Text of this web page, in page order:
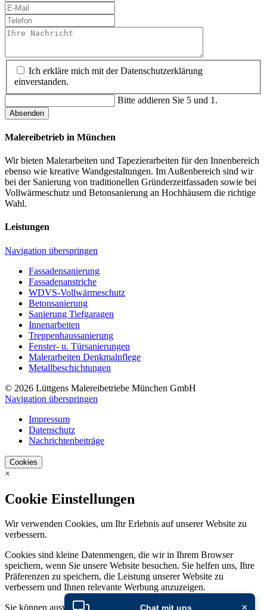
Ich erkläre mich mit der Datenschutzerklärung
einverstanden.
Bitte addieren Sie 5 und 1.
Absenden
Malereibetrieb in München
Wir bieten Malerarbeiten und Tapezierarbeiten für den Innenbereich
ebenso wie kreative Wandgestaltungen. Im Außenbereich sind wir
bei der Sanierung von traditionellen Gründerzeitfassaden sowie bei
Vollwärmeschutz und Betonsanierung an Hochhäusern die richtige
Wahl.
Leistungen
Navigation überspringen
Fassadensanierung
Fassadenanstriche
WDVS-Vollwärmeschutz
Betonsanierung
Sanierung Tiefgaragen
Innenarbeiten
Treppenhaussanierung
Fenster- u. Türsanierungen
Malerarbeiten Denkmalpflege
Metallbeschichtungen
© 2026 Lüttgens Malereibetriebe München GmbH
Navigation überspringen
Impressum
Datenschutz
Nachrichtenbeiträge
Cookies
×
Cookie Einstellungen
Wir verwenden Cookies, um Ihr Erlebnis auf unserer Website zu
verbessern.
Cookies sind kleine Datenmengen, die wir in Ihrem Browser
speichern, wenn Sie unsere Website besuchen. Sie helfen uns, Ihre
Präferenzen zu speichern, die Leistung unserer Website zu
verbessern und Ihnen relevante Werbung anzuzeigen.
Sie können auswählen, welche Cookies Sie akzeptieren möchten,
Chat mit uns ×